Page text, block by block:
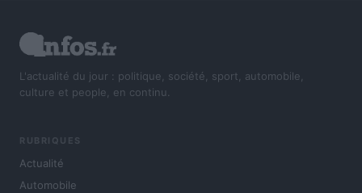
L'actualité du jour : politique, société, sport, automobile,
culture et people, en continu.
RUBRIQUES
Actualité
Automobile